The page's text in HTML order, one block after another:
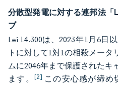
分散型発電に対する連邦法「
ブ
Lei 14.300は、2023年1月6日
トに対して1対1の相殺メー
ムに2046年まで保護されたキ
ます。 [2] この安心感が締め